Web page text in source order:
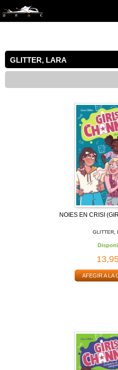
GLITTER, LARA
NOIES EN CRISI
GLITTER,
AFEGIR A LA